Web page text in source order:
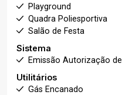
Playground
Quadra Poliesportiva
Salão de Festa
Sistema
Emissão Autorização
Utilitários
Gás Encanado